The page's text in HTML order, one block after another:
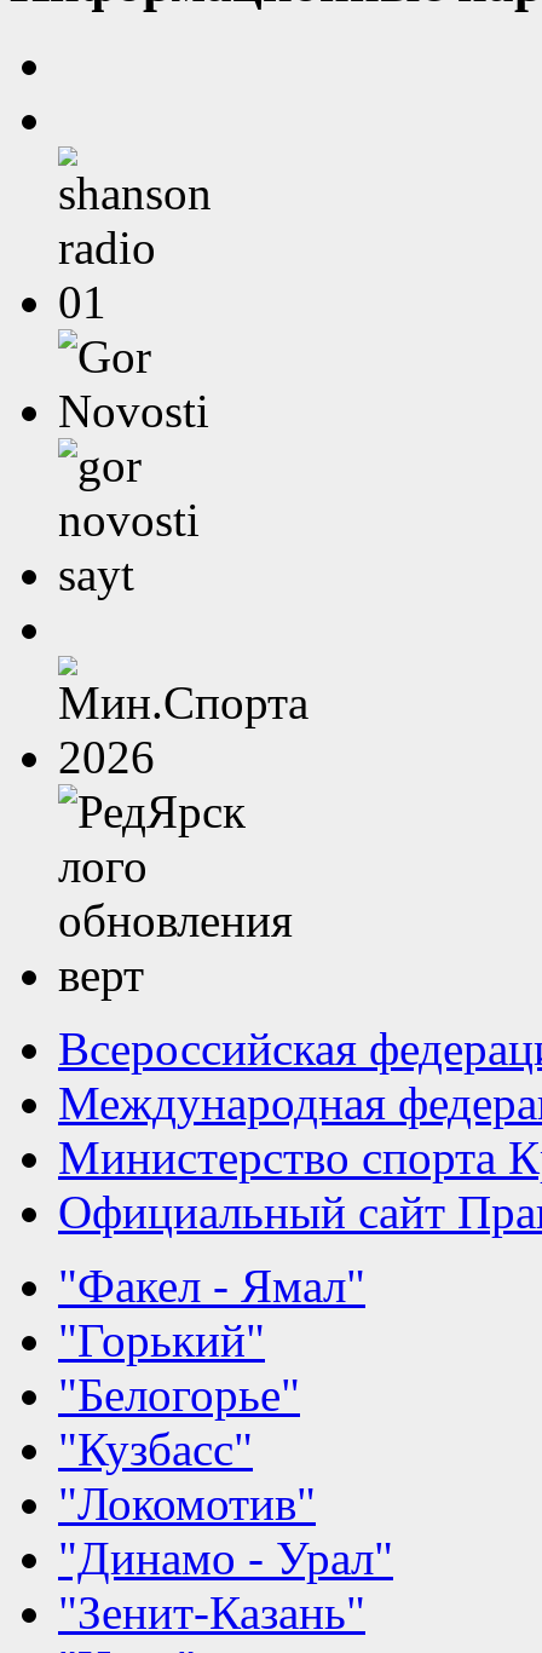
Всероссийская
Международная
Министерство спорта
Официальный сайт
"Факел - Ямал"
"Горький"
"Белогорье"
"Кузбасс"
"Локомотив"
"Динамо - Урал"
"Зенит-Казань"